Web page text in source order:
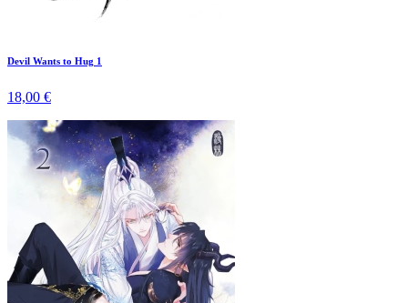
Devil Wants to Hug 1
18,00 €